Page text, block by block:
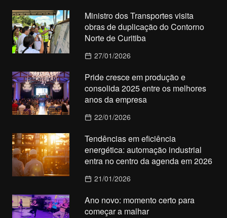
Ministro dos Transportes visita
obras de duplicação do Contorno
Norte de Curitiba
27/01/2026
Pride cresce em produção e
consolida 2025 entre os melhores
anos da empresa
22/01/2026
Tendências em eficiência
energética: automação industrial
entra no centro da agenda em 2026
21/01/2026
Ano novo: momento certo para
começar a malhar